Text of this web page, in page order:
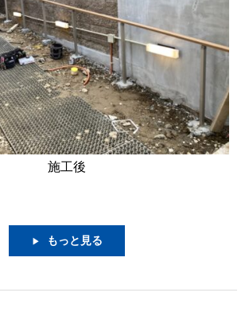
施工後
▶ もっと見る